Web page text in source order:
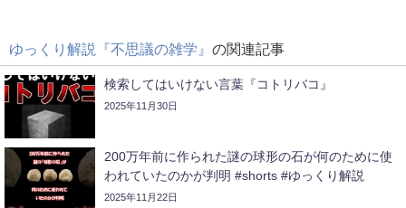
ゆっくり解説『不思議の雑学』 の関連記事
検索してはいけない言葉『コトリバコ』
2025年11月30日
200万年前に作られた謎の球形の石が何のために使
われていたのかが判明 #shorts #ゆっくり解説
2025年11月22日